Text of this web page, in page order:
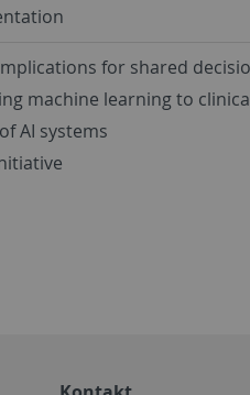
for shared
machine learning to
AI systems